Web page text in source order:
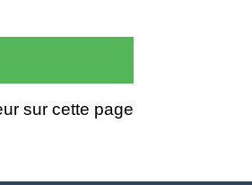
sur cette page